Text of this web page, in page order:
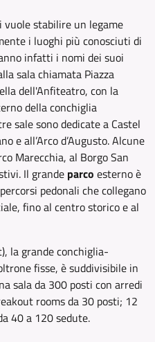
vuole stabilire un legame
i luoghi più conosciuti di
infatti i nomi dei suoi
sala chiamata Piazza
dell'Anfiteatro, con la
della conchiglia
sale sono dedicate a Castel
e all’Arco d’Augusto. Alcune
Marecchia, al Borgo San
Il grande parco esterno è
pedonali che collegano
fino al centro storico e al
la grande conchiglia-
fisse, è suddivisibile in
sala da 300 posti con arredi
rooms da 30 posti; 12
40 a 120 sedute.